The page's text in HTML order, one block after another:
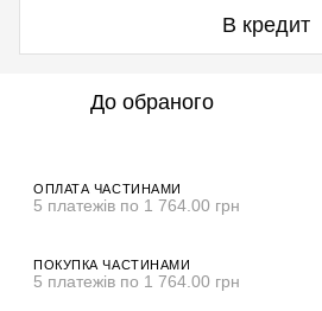
В кредит
До обраного
ОПЛАТА ЧАСТИНАМИ
5 платежів по 1 764.00 грн
ПОКУПКА ЧАСТИНАМИ
5 платежів по 1 764.00 грн